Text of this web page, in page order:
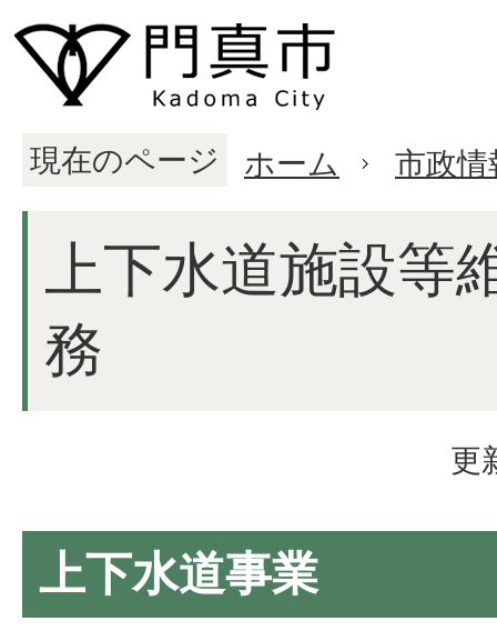
現在のページ ホーム 市政情
上下水道施設等
務
更
上下水道事業